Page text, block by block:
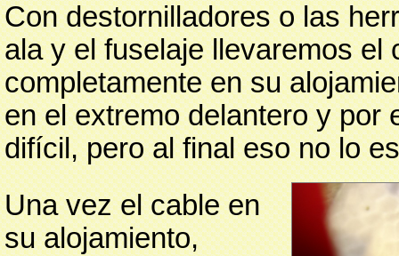
Con destornilladores o las
ala y el fuselaje llevaremos el
completamente en su
en el extremo delantero y por
difícil, pero al final eso no lo
Una vez el cable en
su alojamiento,